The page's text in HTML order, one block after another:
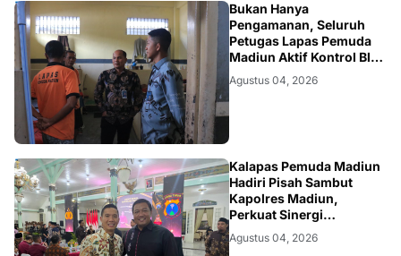
MADIUN
Bukan Hanya
Pengamanan, Seluruh
Petugas Lapas Pemuda
Madiun Aktif Kontrol Blok
Hunian
Agustus 04, 2026
MADIUN
Kalapas Pemuda Madiun
Hadiri Pisah Sambut
Kapolres Madiun,
Perkuat Sinergi
Forkopimda untuk
Menjaga Stabilitas
Agustus 04, 2026